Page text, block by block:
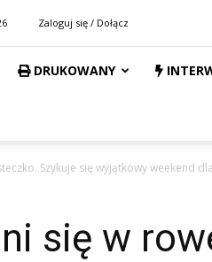
Zaloguj się / Dołącz
DRUKOWANY
Szykuje się wyjątkowy weekend
się w